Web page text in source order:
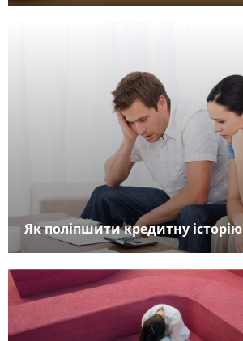
Як поліпшити кредитну історію